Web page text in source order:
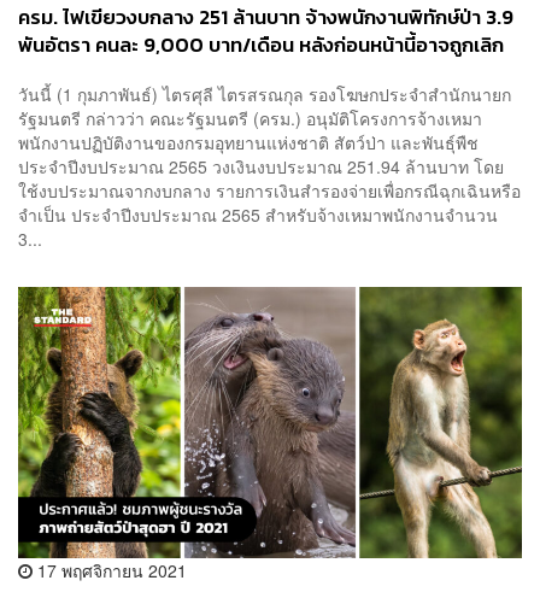
ครม. ไฟเขียวงบกลาง 251 ล้านบาท จ้างพนักงานพิทักษ์ป่า 3.9
พันอัตรา คนละ 9,000 บาท/เดือน หลังก่อนหน้านี้อาจถูกเลิก
วันนี้ (1 กุมภาพันธ์) ไตรศุลี ไตรสรณกุล รองโฆษกประจำสำนักนายก
รัฐมนตรี กล่าวว่า คณะรัฐมนตรี (ครม.) อนุมัติโครงการจ้างเหมา
พนักงานปฏิบัติงานของกรมอุทยานแห่งชาติ สัตว์ป่า และพันธุ์พืช
ประจำปีงบประมาณ 2565 วงเงินงบประมาณ 251.94 ล้านบาท โดย
ใช้งบประมาณจากงบกลาง รายการเงินสำรองจ่ายเพื่อกรณีฉุกเฉินหรือ
จำเป็น ประจำปีงบประมาณ 2565 สำหรับจ้างเหมาพนักงานจำนวน
3...
17 พฤศจิกายน 2021